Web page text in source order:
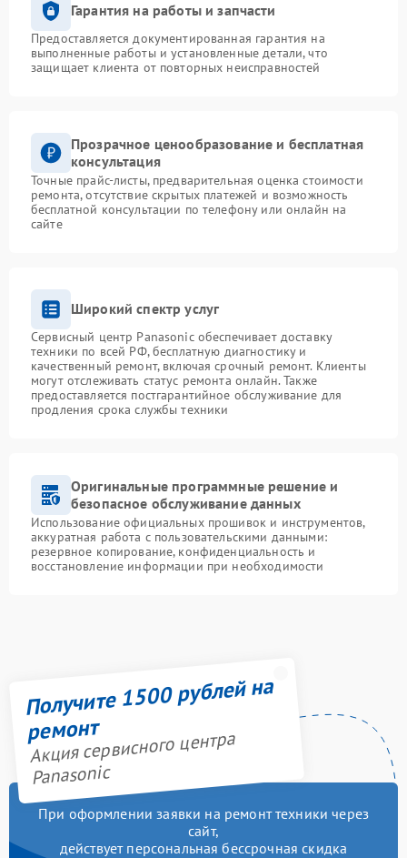
Гарантия на работы и запчасти
Предоставляется документированная гарантия на
выполненные работы и установленные детали, что
защищает клиента от повторных неисправностей
Прозрачное ценообразование и бесплатная
консультация
Точные прайс-листы, предварительная оценка стоимости
ремонта, отсутствие скрытых платежей и возможность
бесплатной консультации по телефону или онлайн на
сайте
Широкий спектр услуг
Сервисный центр Panasonic обеспечивает доставку
техники по всей РФ, бесплатную диагностику и
качественный ремонт, включая срочный ремонт. Клиенты
могут отслеживать статус ремонта онлайн. Также
предоставляется постгарантийное обслуживание для
продления срока службы техники
Оригинальные программные решение и
безопасное обслуживание данных
Использование официальных прошивок и инструментов,
аккуратная работа с пользовательскими данными:
резервное копирование, конфиденциальность и
восстановление информации при необходимости
Получите 1500 рублей на
ремонт
Акция сервисного центра
Panasonic
При оформлении заявки на ремонт техники через
сайт,
действует персональная бессрочная скидка